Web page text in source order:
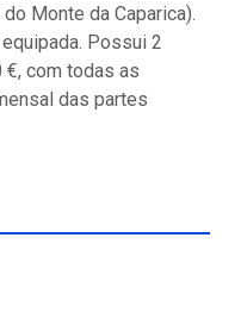
Monte da Caparica).
Possui 2
€, com todas as
das partes